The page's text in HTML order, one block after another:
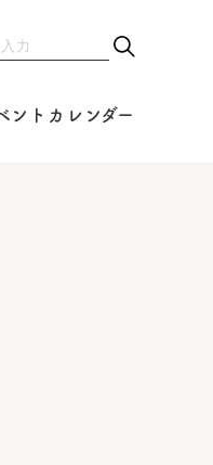
ントカレンダー